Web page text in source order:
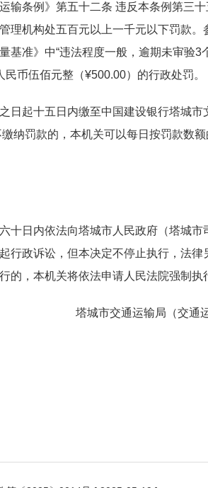
输条例》第五十二条 违反本条例第三
理机构处五百元以上一千元以下罚款
基准》中“违法程度一般，逾期未审验
币伍佰元整（¥500.00）的行政处罚。
日起十五日内缴至中国建设银行塔城市
纳罚款的，本机关可以每日按罚款数
十日内依法向塔城市人民政府（塔城市
行政诉讼，但本决定不停止执行，法
的，本机关将依法申请人民法院强制执
塔城市交通运输局（交通